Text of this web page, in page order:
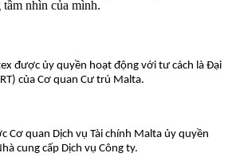
tầm nhìn của mình.
được ủy quyền hoạt động với tư cách là Đại
của Cơ quan Cư trú Malta.
Cơ quan Dịch vụ Tài chính Malta ủy quyền
cung cấp Dịch vụ Công ty.